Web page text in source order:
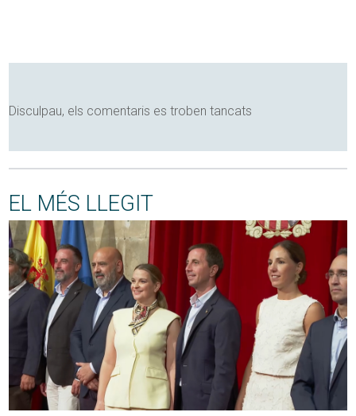
Disculpau, els comentaris es troben tancats
EL MÉS LLEGIT